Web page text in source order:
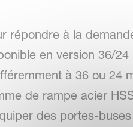
répondre à la
en version 36/
à 36 ou 24
de rampe acier
des portes-